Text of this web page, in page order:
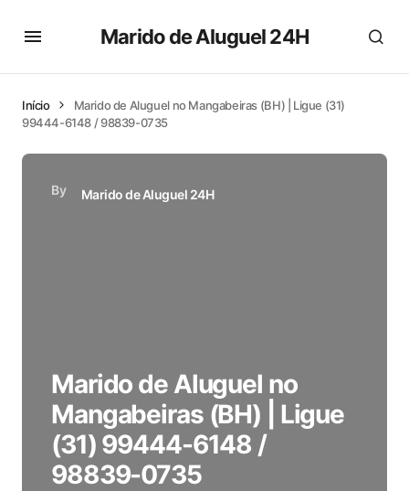
Marido de Aluguel 24H
Início
Marido de Aluguel no Mangabeiras (BH) | Ligue (31)
99444-6148 / 98839-0735
By Marido de Aluguel 24H
Marido de Aluguel no
Mangabeiras (BH) | Ligue
(31) 99444-6148 /
98839-0735